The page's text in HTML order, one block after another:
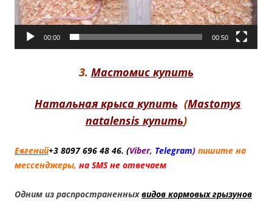
00:00 00:50
3. Мастомис купить
Натальная крыса купить (Mastomys
natalensis купить)
Евгений+3 8097 696 48 46. (Viber, Telegram) пишите на
мессенджеры, на SMS не отвечаем
Одним из распространенныхвидов кормовых грызунов